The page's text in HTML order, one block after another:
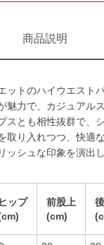
商品説明
ットのハイウエスト
魅力で、カジュアル
スとも相性抜群で、
取り入れつつ、快適
ッシュな印象を演出し
ヒップ
前股上
(cm)